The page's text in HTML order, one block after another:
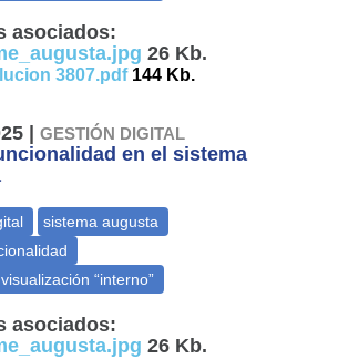
asociados:
26 Kb.
3807.pdf144 Kb.
|GESTIÓN DIGITAL
en el sistema
asociados:
26 Kb.